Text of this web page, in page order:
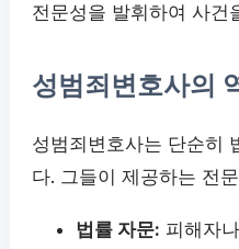
전문성을 발휘하여 사건
성범죄변호사의
성범죄변호사는 단순히
다. 그들이 제공하는 전
법률 자문: 피해자